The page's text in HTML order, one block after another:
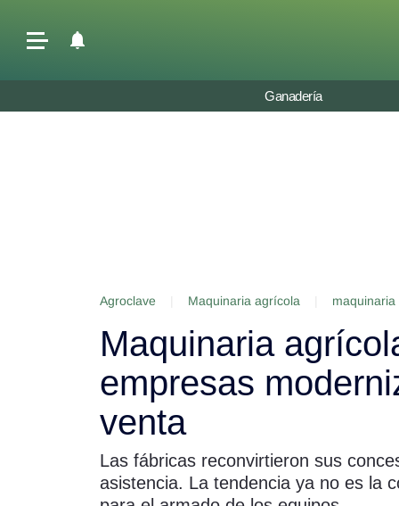
Ganadería
Agroclave Maquinaria agrícola maquinaria
Maquinaria
empresas
venta
Las fábricas reconvirtieron sus
asistencia. La tendencia ya no es la